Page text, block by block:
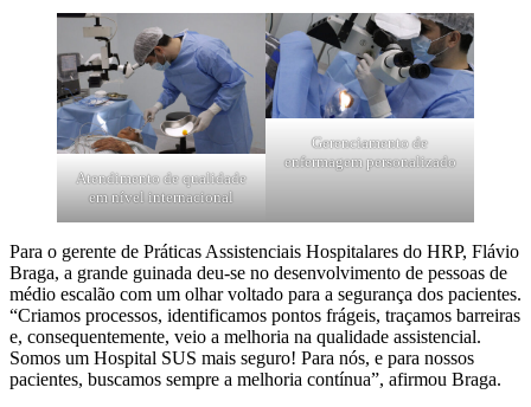
Atendimento de qualidade
em nível internacional
Gerenciamento de
enfermagem personalizado
Para o gerente de Práticas Assistenciais Hospitalares do HRP, Flávio
Braga, a grande guinada deu-se no desenvolvimento de pessoas de
médio escalão com um olhar voltado para a segurança dos pacientes.
“Criamos processos, identificamos pontos frágeis, traçamos barreiras
e, consequentemente, veio a melhoria na qualidade assistencial.
Somos um Hospital SUS mais seguro! Para nós, e para nossos
pacientes, buscamos sempre a melhoria contínua”, afirmou Braga.